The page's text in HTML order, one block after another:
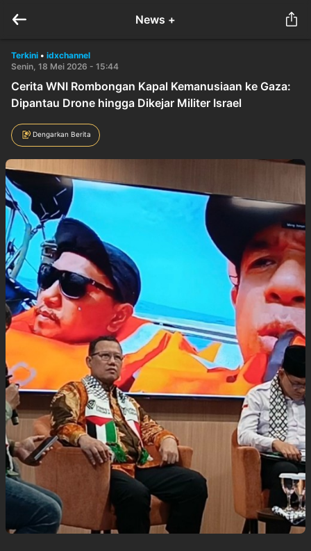
News +
Terkini • idxchannel
Senin, 18 Mei 2026 - 15:44
Cerita WNI Rombongan Kapal Kemanusiaan ke Gaza:
Dipantau Drone hingga Dikejar Militer Israel
Dengarkan Berita